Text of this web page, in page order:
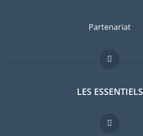
Partenariat
LES ESSENTIELS
Forum expatriés